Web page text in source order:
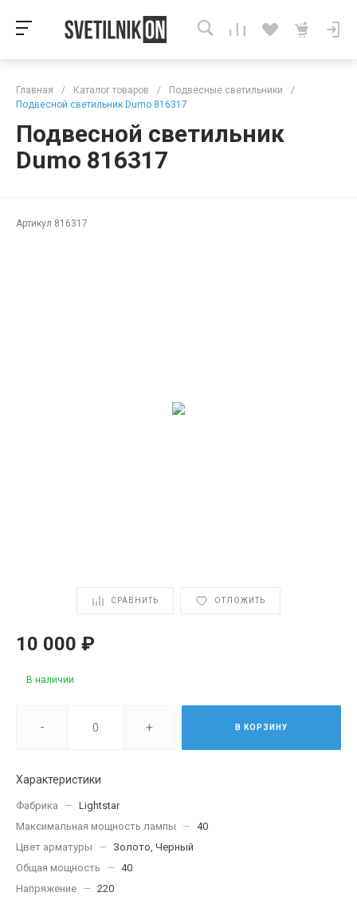
Главная / Каталог товаров / Подвесные светильники
/
Подвесной светильник Dumo 816317
Подвесной светильник
Dumo 816317
Артикул 816317
СРАВНИТЬ ОТЛОЖИТЬ
10 000 ₽
В наличии
- + В КОРЗИНУ
Характеристики
Фабрика — Lightstar
Максимальная мощность лампы
— 40
Цвет арматуры
— Золото, Черный
Общая мощность
— 40
Напряжение — 220